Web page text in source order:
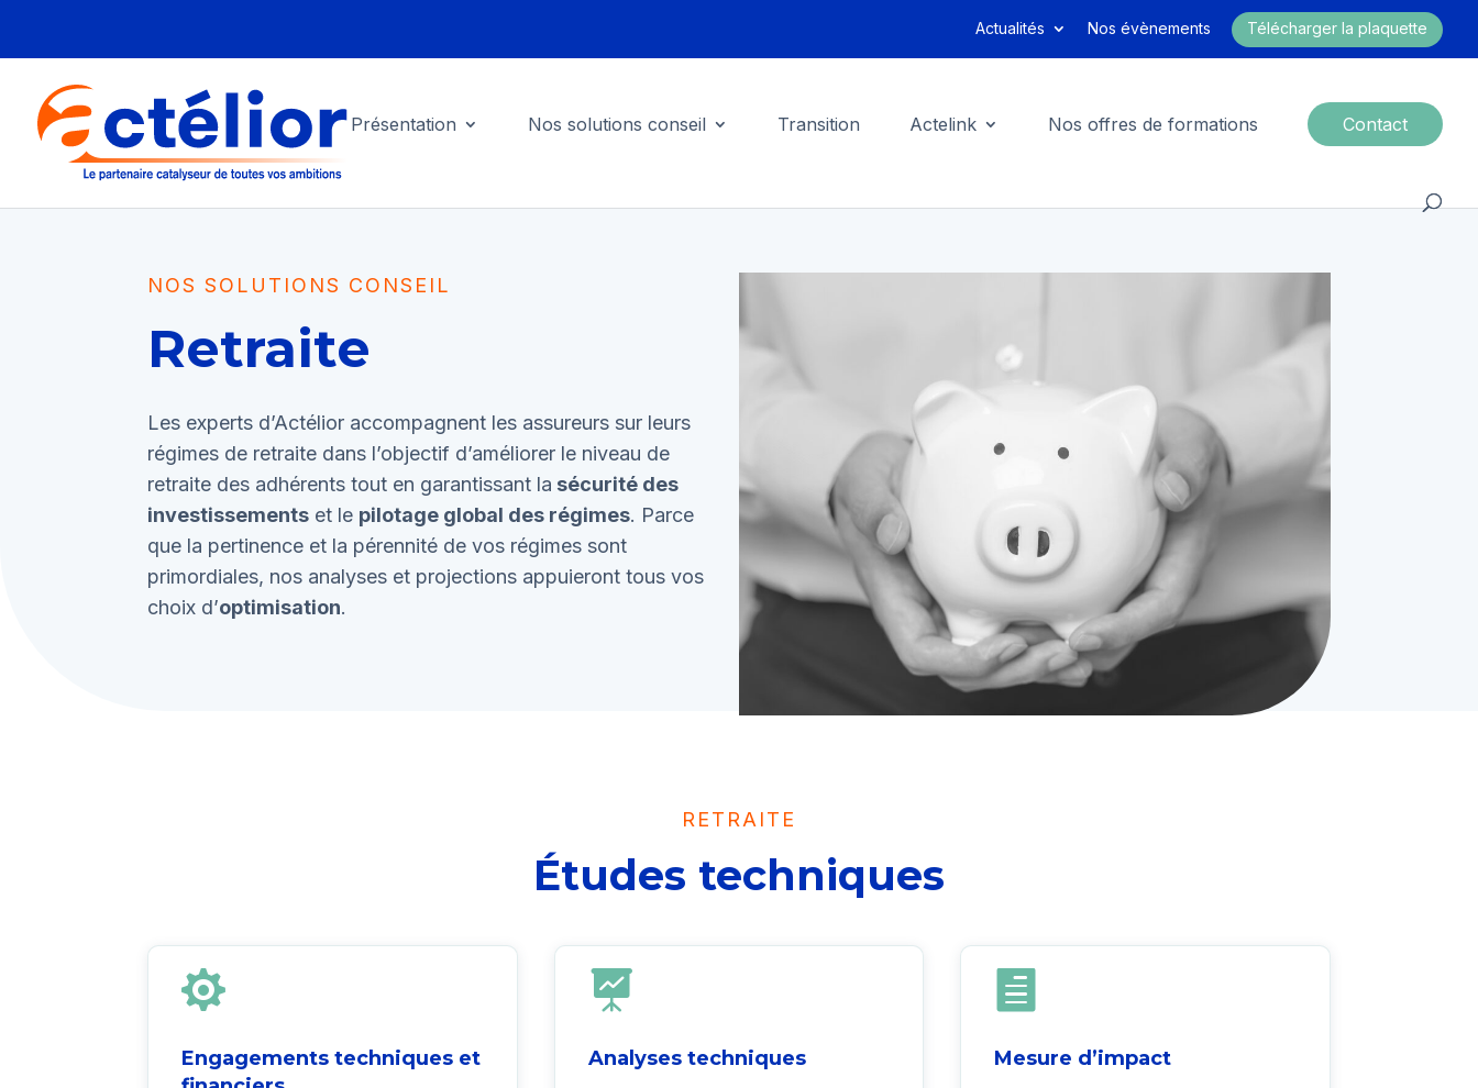
Actualités Nos évènements Télécharger la plaquette
Présentation Nos solutions conseil Transition Actelink Nos offres de formations Contact
NOS SOLUTIONS CONSEIL
Retraite
Les experts d’Actélior accompagnent les assureurs sur leurs
régimes de retraite dans l’objectif d’améliorer le niveau de
retraite des adhérents tout en garantissant la sécurité des
investissements et le pilotage global des régimes. Parce
que la pertinence et la pérennité de vos régimes sont
primordiales, nos analyses et projections appuieront tous vos
choix d’optimisation.
RETRAITE
Études techniques

Engagements techniques et

Analyses techniques

Mesure d’impact